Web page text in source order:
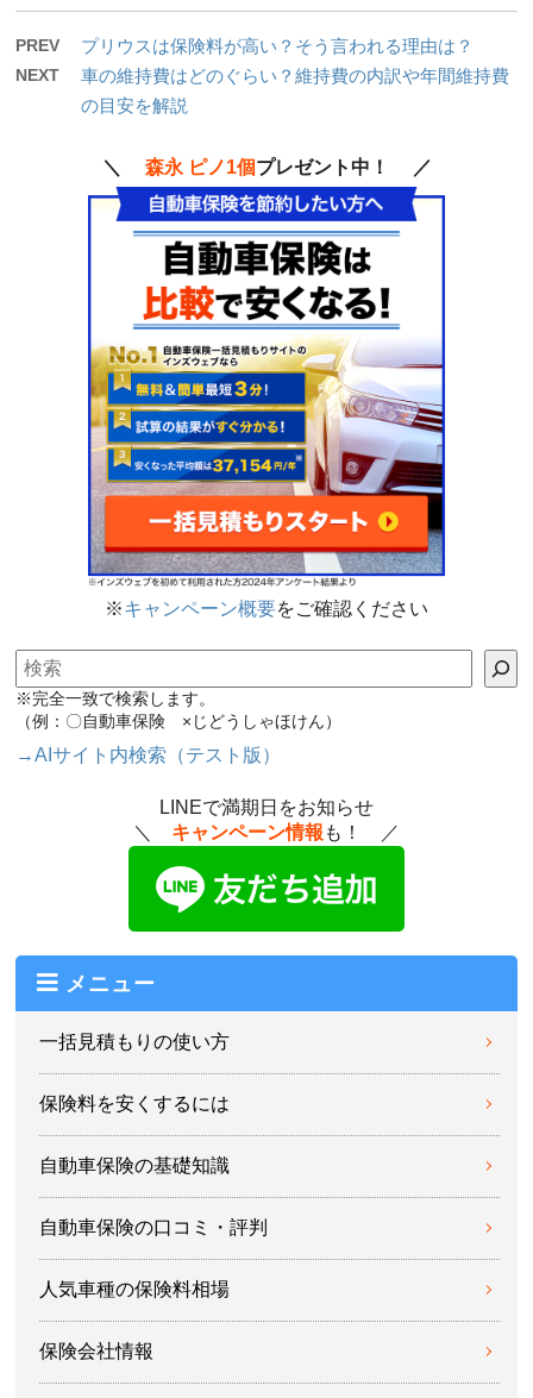
PREV プリウスは保険料が高い？そう言われる理由は？
NEXT
車の維持費はどのぐらい？維持費の内訳や年間維持費
の目安を解説
＼ 森永 ピノ1個プレゼント中！ ／
※キャンペーン概要をご確認ください
検索
※完全一致で検索します。
（例：〇自動車保険 ×じどうしゃほけん）
→AIサイト内検索（テスト版）
LINEで満期日をお知らせ
＼ キャンペーン情報 も！ ／
メニュー
一括見積もりの使い方
保険料を安くするには
自動車保険の基礎知識
自動車保険の口コミ・評判
人気車種の保険料相場
保険会社情報